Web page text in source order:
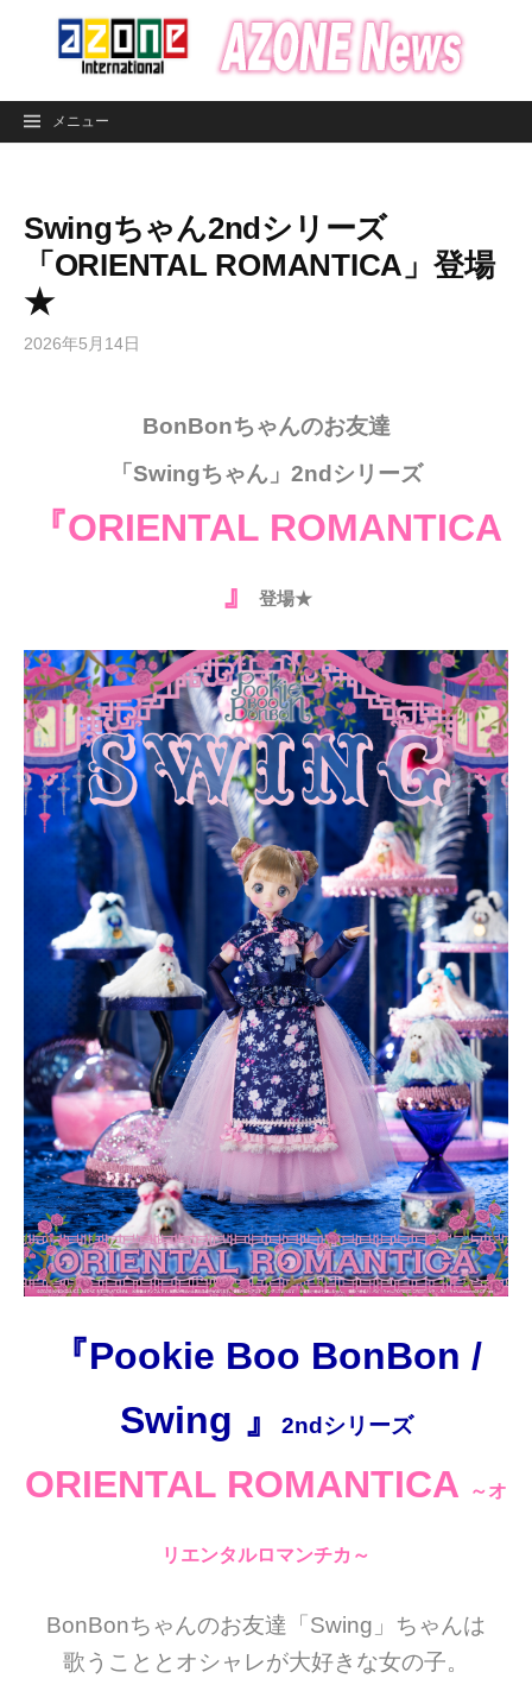
ン
メニュー
Swingちゃん2ndシリーズ
「ORIENTAL ROMANTICA」登場
★
2026年5月14日
BonBonちゃんのお友達
「Swingちゃん」2ndシリーズ
『ORIENTAL ROMANTICA
』
登場★
『Pookie Boo BonBon /
Swing 』
2nd シリーズ
ORIENTAL ROMANTICA ～オ
リエンタルロマンチカ～
BonBonちゃんのお友達「Swing」ちゃんは
歌うこととオシャレが大好きな女の子。